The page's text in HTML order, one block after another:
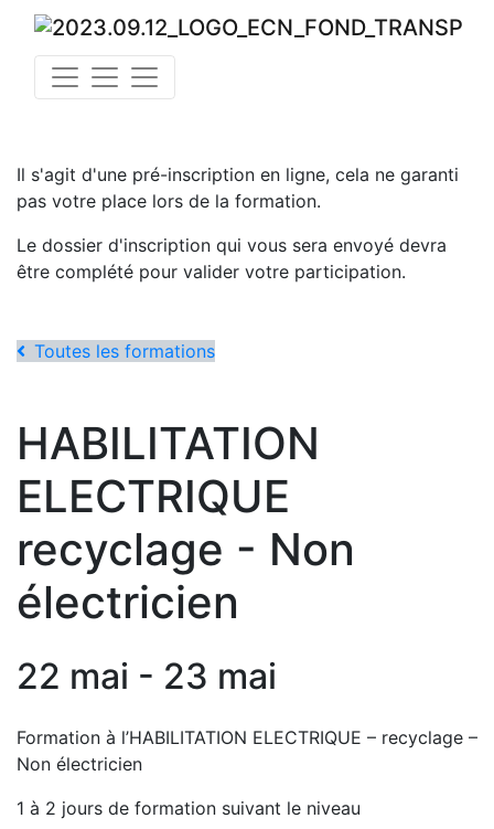
Il s'agit d'une pré-inscription en ligne, cela ne garanti
pas votre place lors de la formation.
Le dossier d'inscription qui vous sera envoyé devra
être complété pour valider votre participation.
Toutes les formations
HABILITATION
ELECTRIQUE
recyclage - Non
électricien
22 mai - 23 mai
Formation à l’HABILITATION ELECTRIQUE – recyclage –
Non électricien
1 à 2 jours de formation suivant le niveau